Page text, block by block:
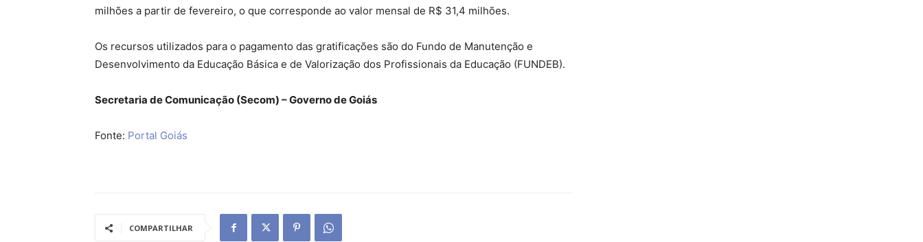
milhões a partir de fevereiro, o que corresponde ao valor mensal de R$ 31,4 milhões.
Os recursos utilizados para o pagamento das gratificações são do Fundo de Manutenção e
Desenvolvimento da Educação Básica e de Valorização dos Profissionais da Educação (FUNDEB).
Secretaria de Comunicação (Secom) – Governo de Goiás
Fonte: Portal Goiás
COMPARTILHAR